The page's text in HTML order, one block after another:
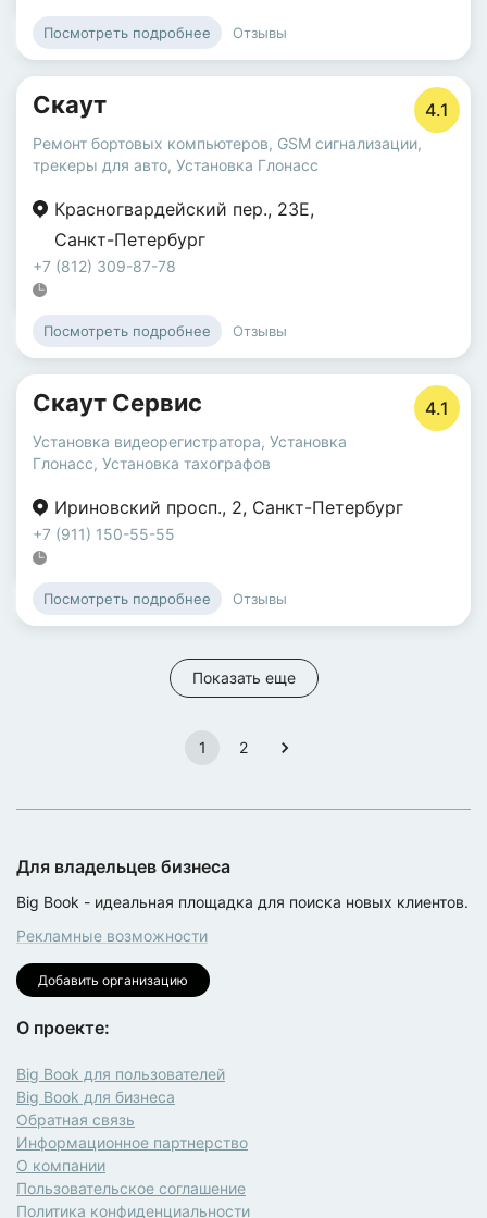
Посмотреть подробнее Отзывы
Скаут 4.1
Ремонт бортовых компьютеров, GSM сигнализации,
трекеры для авто, Установка Глонасс
Красногвардейский пер., 23Е,
Санкт-Петербург
+7 (812) 309-87-78
Посмотреть подробнее Отзывы
Скаут Сервис 4.1
Установка видеорегистратора, Установка
Глонасс, Установка тахографов
Ириновский просп., 2, Санкт-Петербург
+7 (911) 150-55-55
Посмотреть подробнее Отзывы
Показать еще
1 2
Для владельцев бизнеса
Big Book - идеальная площадка для поиска новых клиентов.
Рекламные возможности
Добавить организацию
О проекте:
Big Book для пользователей
Big Book для бизнеса
Обратная связь
Информационное партнерство
О компании
Пользовательское соглашение
Политика конфиденциальности